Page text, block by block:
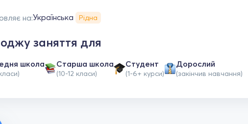
на:Українська Рідна
заняття для
школа Старша школа
(10-12 класи)
Студент
(1-6+ курси)
Дорослий
(закінчив навчання)